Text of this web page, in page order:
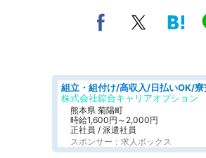
株式会社綜合キャリアオプション
熊本県 菊陽町
時給1,600円～2,000円
正社員 / 派遣社員
スポンサー：求人ボックス